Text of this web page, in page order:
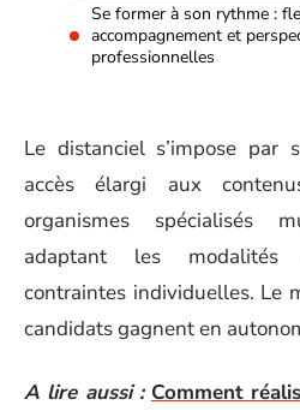
Se former à son rythme :
accompagnement et
professionnelles
Le distanciel s’impose
accès élargi aux
organismes spécialisés
adaptant les modalités
contraintes individuelles. Le
candidats gagnent en
A lire aussi : Comment